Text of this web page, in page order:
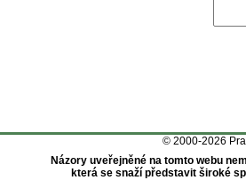
© 2000-2026
Názory uveřejněné na tomto webu
která se snaží představit široké